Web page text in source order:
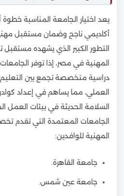
يعد اختيار الجامعة المناسبة خطوة
أكاديمي ناجح وضمان مستقبل
التطور الكبير الذي يشهده
المهنية في مصر، إذا توفر
دراسية متخصصة تجمع بين التعليم
العملي، مما يساهم في إعداد
السلامة الحديثة في بيئات العمل
الجامعات المعتمدة التي تقدم
المهنية للوافدين:
جامعة القاهرة.
جامعة عين شمس.